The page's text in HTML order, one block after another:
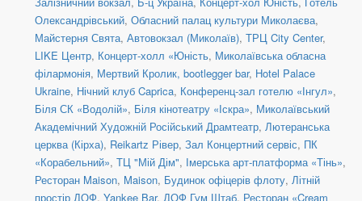
Олександрівський, Обласний палац культури Миколаєва,
Майстерня Свята, Автовокзал (Миколаїв), ТРЦ City Center,
LIKE Центр, Концерт-холл «Юність, Миколаївська обласна
філармонія, Мертвий Кролик, bootlegger bar, Hotel Palace
Ukraine, Нічний клуб Caprica, Конференц-зал готелю «Інгул»,
Біля СК «Водолій», Біля кінотеатру «Іскра», Миколаївський
Академічний Художній Російський Драмтеатр, Лютеранська
церква (Кірха), Reikartz Рівер, Зал Концертний сервіс, ПК
«Корабельний», ТЦ "Мій Дім", Імерська арт-платформа «Тінь»,
Ресторан Maison, Maison, Будинок офіцерів флоту, Літній
простір ДОФ, Yankee Bar, ДОФ Гум Штаб, Ресторан «Cream